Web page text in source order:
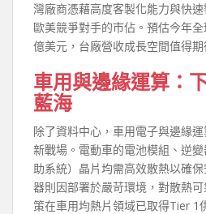
灣廠商憑藉高度客製化能力與快
歐美競爭對手的市佔。預估今年
億美元，台廠營收成長空間值得期
車用與邊緣運算：
藍海
除了資料中心，車用電子與邊緣
新戰場。電動車的電池模組、逆
助系統）晶片均需高效散熱以確
器則因部署於嚴苛環境，對散熱
策在車用均熱片領域已取得Tier 1